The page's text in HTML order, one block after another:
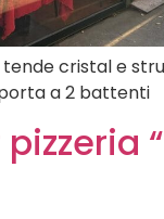
cristal e
a 2 battenti